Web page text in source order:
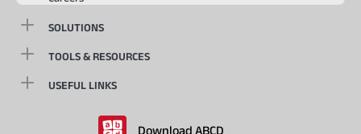
SOLUTIONS
TOOLS & RESOURCES
USEFUL LINKS
Download ABCD